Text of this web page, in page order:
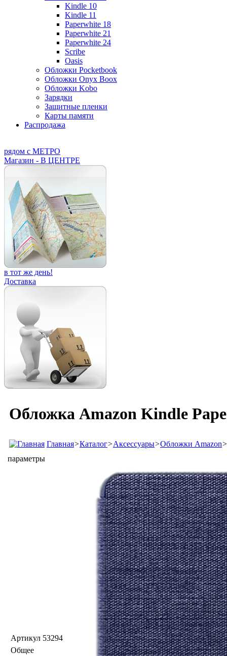
Kindle 10
Kindle 11
Paperwhite 18
Paperwhite 21
Paperwhite 24
Scribe
Oasis
Обложки Pocketbook
Обложки Onyx Boox
Обложки Kobo
Зарядки
Защитные пленки
Карты памяти
Распродажа
рядом с МЕТРО
Магазин - В ЦЕНТРЕ
в тот же день!
Доставка
Обложка Amazon Kindle
Главная>Каталог>Аксессуары>Обложки Amazon>
параметры
Артикул 53294
Общее